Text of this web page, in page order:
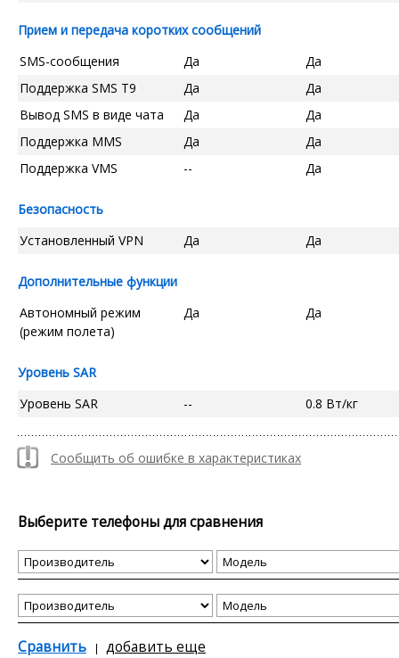
Прием и передача коротких сообщений
SMS-сообщения
Да
Да
Поддержка SMS T9
Да
Да
Вывод SMS в виде чата
Да
Да
Поддержка MMS
Да
Да
Поддержка VMS
-- Да
Безопасность
Установленный VPN
Да Да
Дополнительные функции
Автономный режим
(режим полета)
Да Да
Уровень SAR
Уровень SAR
-- 0.8 Вт/кг
Сообщить об ошибке в характеристиках
Выберите телефоны для сравнения
Сравнить добавить еще